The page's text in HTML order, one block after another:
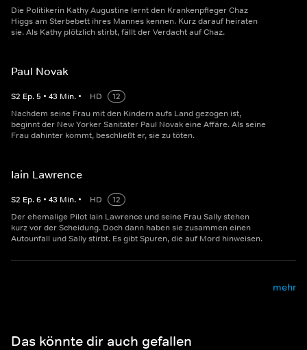
Die Politikerin Kathy Augustine lernt den Krankenpfleger Chaz
Higgs am Sterbebett ihres Mannes kennen. Kurz darauf heiraten
sie. Als Kathy plötzlich stirbt, fällt der Verdacht auf Chaz.
Paul Novak
S2 Ep.5 • 43 Min. • HD
12
Nachdem seine Frau mit den Kindern aufs Land gezogen ist,
beginnt der New Yorker Sanitäter Paul Novak eine Affäre. Als seine
Frau dahinter kommt, beschließt er, sie zu töten.
Iain Lawrence
S2 Ep.6 • 43 Min. • HD
12
Der ehemalige Pilot Iain Lawrence und seine Frau Sally stehen
kurz vor der Scheidung. Doch dann haben sie zusammen einen
Autounfall und Sally stirbt. Es gibt Spuren, die auf Mord hinweisen.
mehr
Das könnte dir auch gefallen